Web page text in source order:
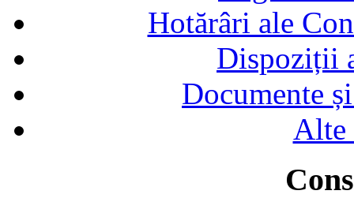
Hotărâri ale
Dispoziții
Documente
Alte